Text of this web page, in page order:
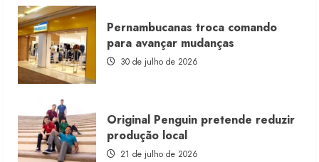
Morena
Rosa
lança
franquia
com
estoque
consignado
Pernambucanas troca comando
para avançar mudanças
30 de julho de 2026
Original Penguin pretende reduzir
produção local
21 de julho de 2026